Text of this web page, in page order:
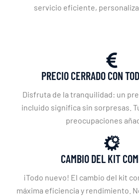
servicio eficiente,
PRECIO CERRADO CON
Disfruta de la tranquilidad: un
incluido significa sin sorpresas.
preocupaciones
CAMBIO DEL KIT
¡Todo nuevo! El cambio del kit
máxima eficiencia y rendimiento.